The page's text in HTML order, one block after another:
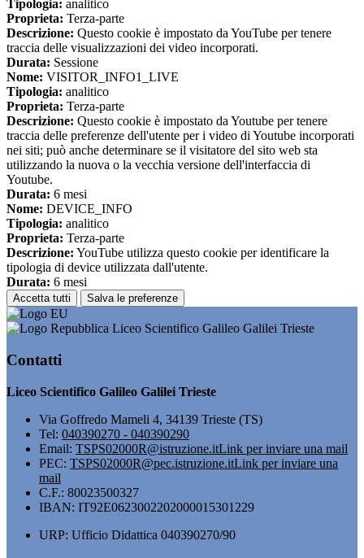
Tipologia: analitico
Proprieta: Terza-parte
Descrizione: Questo cookie è impostato da YouTube per tenere
traccia delle visualizzazioni dei video incorporati.
Durata: Sessione
Nome: VISITOR_INFO1_LIVE
Tipologia: analitico
Proprieta: Terza-parte
Descrizione: Questo cookie è impostato da Youtube per tenere
traccia delle preferenze dell'utente per i video di Youtube incorporati
nei siti; può anche determinare se il visitatore del sito web sta
utilizzando la nuova o la vecchia versione dell'interfaccia di
Youtube.
Durata: 6 mesi
Nome: DEVICE_INFO
Tipologia: analitico
Proprieta: Terza-parte
Descrizione: YouTube utilizza questo cookie per identificare la
tipologia di device utilizzata dall'utente.
Durata: 6 mesi
Accetta tutti Salva le preferenze
Liceo Scientifico Galileo Galilei Trieste
Contatti
Liceo Scientifico Galileo Galilei Trieste
Via Goffredo Mameli 4, 34139 Trieste (TS)
Tel: 040390270 - 040390290
Email: TSPS02000R@istruzione.itLink per inviare una mail
PEC: TSPS02000R@pec.istruzione.itLink per inviare una
mail
C.F.: 80023500327
IBAN: IT92E0623002202000015301229
URP: Ufficio Didattica 040390270/90